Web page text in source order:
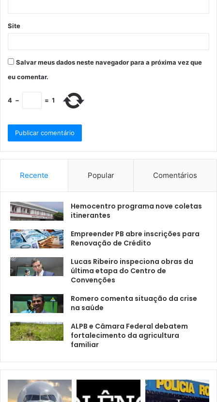
Site
Salvar meus dados neste navegador para a próxima vez que
eu comentar.
4 − = 1
Recente Popular Comentários
Hemocentro programa nove coletas
itinerantes
Empreender PB abre inscrições para
Renovação de Crédito
Lucas Ribeiro inspeciona obras da
última etapa do Centro de
Convenções
Romero comenta situação da crise
na saúde
ALPB e Câmara Federal debatem
fortalecimento da agricultura
familiar